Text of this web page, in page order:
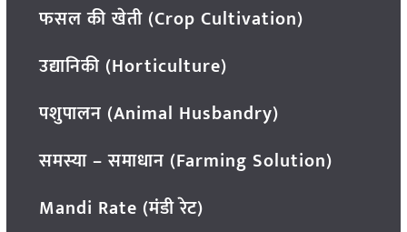
फसल की खेती (Crop Cultivation)
उद्यानिकी (Horticulture)
पशुपालन (Animal Husbandry)
समस्या – समाधान (Farming Solution)
Mandi Rate (मंडी रेट)